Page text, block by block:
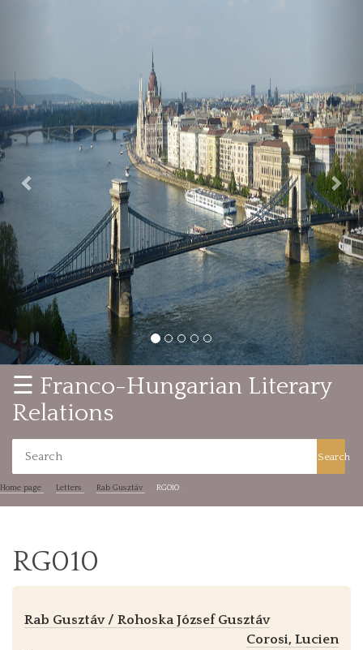
☰ Franco-Hungarian Literary
Relations
Search
Home page Letters Rab Gusztáv RG010
RG010
Rab Gusztáv / Rohoska József Gusztáv
Corosi, Lucien